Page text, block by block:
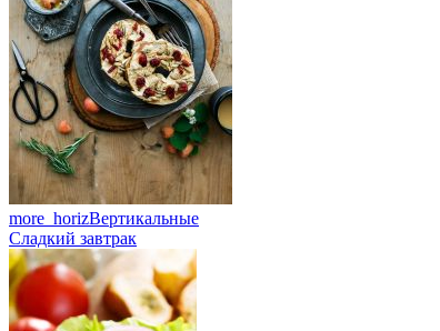
more_horizВертикальные
Сладкий завтрак